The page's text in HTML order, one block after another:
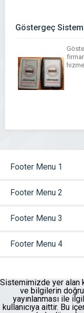
Göstergeç
Footer Menu 1
Footer Menu 2
Footer Menu 3
Footer Menu 4
Sistemimizde yer alan
ve bilgilerin
yayınlanması ile
kullanıcıya aittir. Bu